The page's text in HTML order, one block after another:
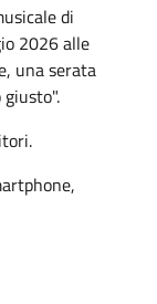
di
2026 alle
una serata